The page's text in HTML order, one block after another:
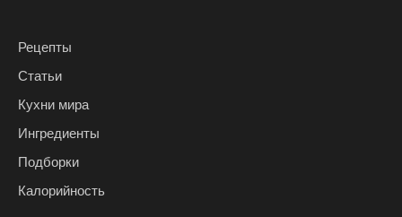
Рецепты
Статьи
Кухни мира
Ингредиенты
Подборки
Калорийность